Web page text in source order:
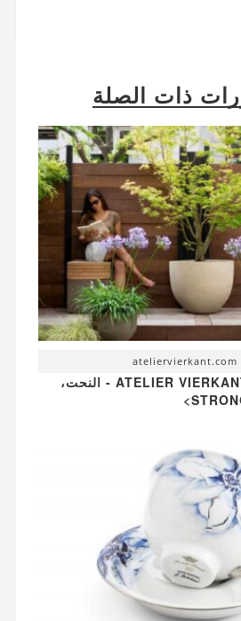
ذات الصلة
<STRONG>أصص ATELIER VIERKANT - النحت،